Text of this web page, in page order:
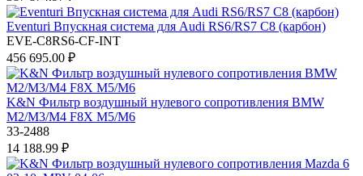
Eventuri Впускная система для Audi RS6/RS7 C8 (карбон)
EVE-C8RS6-CF-INT
456 695.00 ₽
K&N Фильтр воздушный нулевого сопротивления BMW
M2/M3/M4 F8X M5/M6
33-2488
14 188.99 ₽